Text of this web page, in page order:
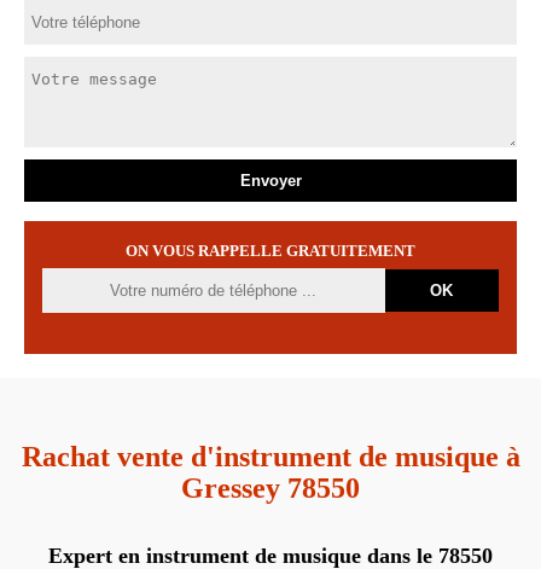
ON VOUS RAPPELLE GRATUITEMENT
Rachat vente d'instrument de musique à
Gressey 78550
Expert en instrument de musique dans le 78550